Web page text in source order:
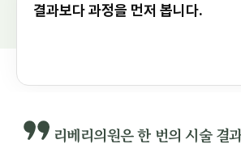
결과보다 과정을 먼저 봅니다.
리베리의원은 한 번의 시술 결